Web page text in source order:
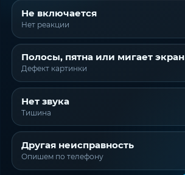
Не включается
Нет реакции
Полосы, пятна или мигает экран
Дефект картинки
Нет звука
Тишина
Другая неисправность
Опишем по телефону